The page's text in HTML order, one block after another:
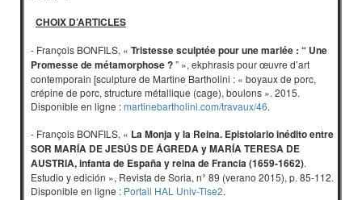
CHOIX D’ARTICLES
- François BONFILS, « Tristesse sculptée pour une mariée : “ Une
Promesse de métamorphose ?” », ekphrasis pour œuvre d’art
contemporain [sculpture de Martine Bartholini : « boyaux de porc,
crépine de porc, structure métallique (cage), boulons ». 2015.
Disponible en ligne :martinebartholini.com/travaux/46.
- François BONFILS, « La Monja y la Reina. Epistolario inédito entre
SOR MARÍA DE JESÚS DE ÁGREDA y MARÍA TERESA DE
AUSTRIA, infanta de España y reina de Francia (1659-1662).
Estudio y edición », Revista de Soria, n° 89 (verano 2015), p. 85-112.
Disponible en ligne : Portail HAL Univ-Tlse2.